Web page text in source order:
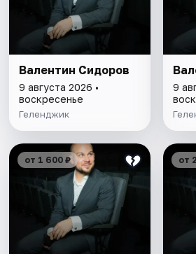
Валентин Сидоров
9 августа 2026 •
воскресенье
Геленджик
9
от 1 600 ₽ от